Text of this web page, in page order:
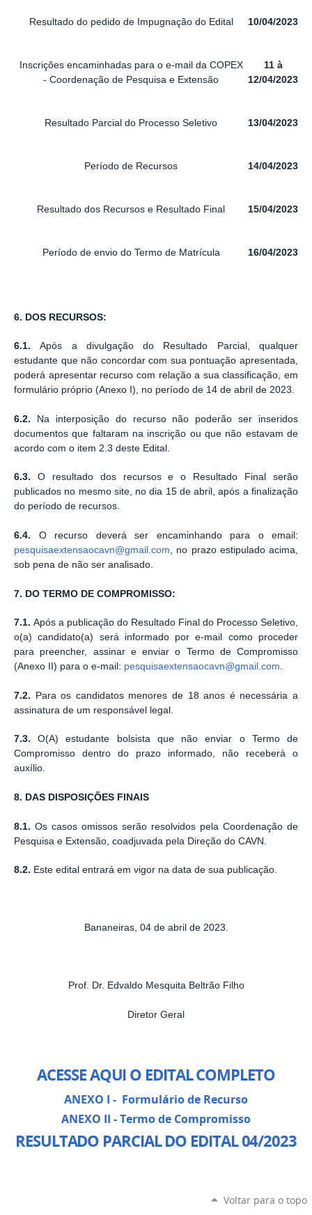
Resultado do pedido de Impugnação do Edital 10/04/2023
Inscrições encaminhadas para o e-mail da COPEX
- Coordenação de Pesquisa e Extensão
11 à
12/04/2023
Resultado Parcial do Processo Seletivo 13/04/2023
Período de Recursos 14/04/2023
Resultado dos Recursos e Resultado Final 15/04/2023
Período de envio do Termo de Matrícula 16/04/2023
6. DOS RECURSOS:
6.1.Após a divulgação do Resultado Parcial, qualquer
estudante que não concordar com sua pontuação apresentada,
poderá apresentar recurso com relação a sua classificação, em
formulário próprio (Anexo I), no período de 14 de abril de 2023.
6.2.
Na interposição do recurso não poderão ser inseridos
documentos que faltaram na inscrição ou que não estavam de
acordo com o item 2.3 deste Edital.
6.3. O resultado dos recursos e o Resultado Final serão
publicados no mesmo site, no dia 15 de abril, após a finalização
do período de recursos.
6.4. O recurso deverá ser encaminhando para o email:
pesquisaextensaocavn@gmail.com, no prazo estipulado acima,
sob pena de não ser analisado.
7. DO TERMO DE COMPROMISSO:
7.1. Após a publicação do Resultado Final do Processo Seletivo,
o(a) candidato(a) será informado por e-mail como proceder
para preencher, assinar e enviar o Termo de Compromisso
(Anexo II) para o e-mail: pesquisaextensaocavn@gmail.com.
7.2. Para os candidatos menores de 18 anos é necessária a
assinatura de um responsável legal.
7.3. O(A) estudante bolsista que não enviar o Termo de
Compromisso dentro do prazo informado, não receberá o
auxílio.
8. DAS DISPOSIÇÕES FINAIS
8.1. Os casos omissos serão resolvidos pela Coordenação de
Pesquisa e Extensão, coadjuvada pela Direção do CAVN.
8.2. Este edital entrará em vigor na data de sua publicação.
Bananeiras, 04 de abril de 2023.
Prof. Dr. Edvaldo Mesquita Beltrão Filho
Diretor Geral
ACESSE AQUI O EDITAL COMPLETO
ANEXO I - Formulário de Recurso
ANEXO II - Termo de Compromisso
RESULTADO PARCIAL DO EDITAL 04/2023
Voltar para o topo